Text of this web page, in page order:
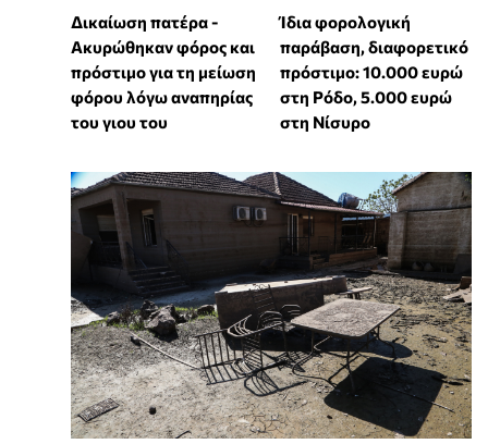
Δικαίωση πατέρα -
Ακυρώθηκαν φόρος και
πρόστιμο για τη μείωση
φόρου λόγω αναπηρίας
του γιου του
Ίδια φορολογική
παράβαση, διαφορετικό
πρόστιμο: 10.000 ευρώ
στη Ρόδο, 5.000 ευρώ
στη Νίσυρο